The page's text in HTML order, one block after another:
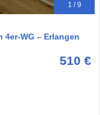
1 / 9
4er-WG – Erlangen
510 €